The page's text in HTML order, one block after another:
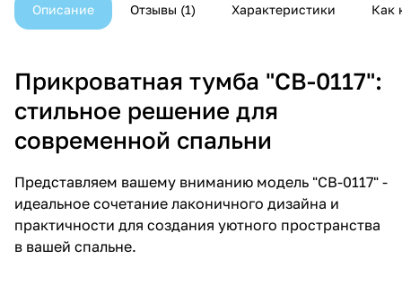
Описание Отзывы 1 Характеристики Как
Прикроватная тумба "CB-0117":
стильное решение для
современной спальни
Представляем вашему вниманию модель "CB-0117" -
идеальное сочетание лаконичного дизайна и
практичности для создания уютного пространства
в вашей спальне.